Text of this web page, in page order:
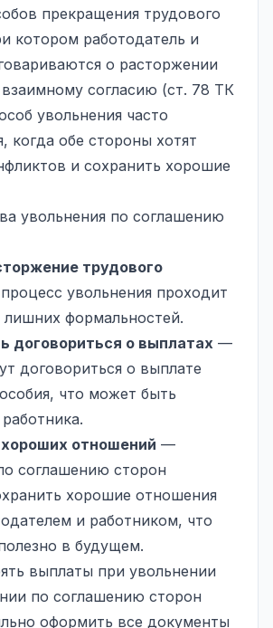
прекращения трудового
котором работодатель и
о расторжении
согласию (ст. 78 ТК
увольнения часто
когда обе стороны хотят
и сохранить хорошие
увольнения по соглашению
трудового
увольнения проходит
лишних формальностей.
договориться о выплатах —
договориться о выплате
что может быть
отношений —
соглашению сторон
хорошие отношения
и работником, что
в будущем.
выплаты при увольнении
по соглашению сторон
оформить все документы